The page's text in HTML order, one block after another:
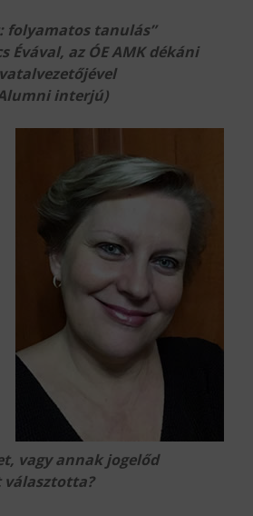
folyamatos tanulás”
Évával, az ÓE AMK dékáni
interjú)
vagy annak jogelőd